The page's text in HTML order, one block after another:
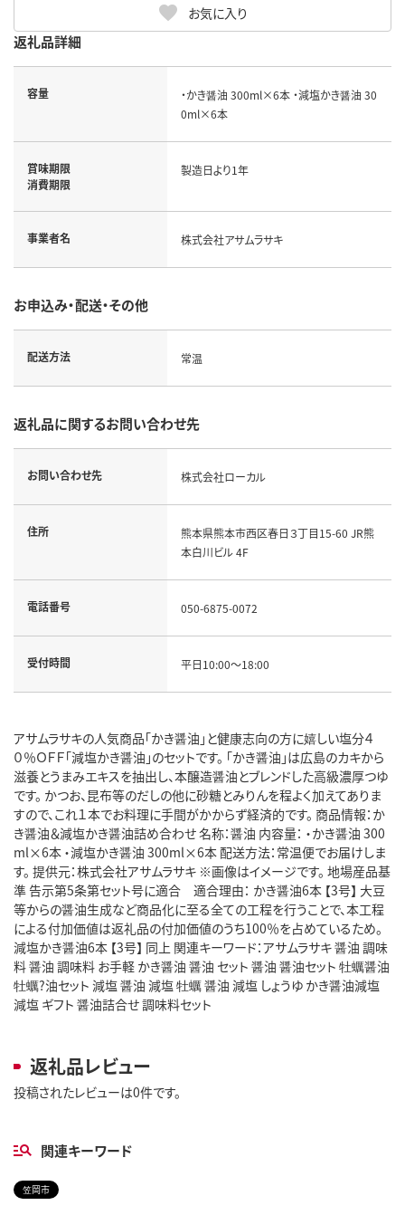
お気に入り
返礼品詳細
容量
・かき醤油 300ml×6本 ・減塩かき醤油 30
0ml×6本
賞味期限
消費期限
製造日より1年
事業者名 株式会社アサムラサキ
お申込み・配送・その他
配送方法 常温
返礼品に関するお問い合わせ先
お問い合わせ先 株式会社ローカル
住所
熊本県熊本市西区春日３丁目15-60 JR熊
本白川ビル 4F
電話番号 050-6875-0072
受付時間 平日10:00～18:00
アサムラサキの人気商品「かき醤油」と健康志向の方に嬉しい塩分４
０％ＯＦＦ「減塩かき醤油」のセットです。 「かき醤油」は広島のカキから
滋養とうまみエキスを抽出し、本醸造醤油とブレンドした高級濃厚つゆ
です。 かつお、昆布等のだしの他に砂糖とみりんを程よく加えてありま
すので、これ１本でお料理に手間がかからず経済的です。 商品情報：か
き醤油＆減塩かき醤油詰め合わせ 名称：醤油 内容量： ・かき醤油 300
ml×6本 ・減塩かき醤油 300ml×6本 配送方法：常温便でお届けしま
す。 提供元：株式会社アサムラサキ ※画像はイメージです。 地場産品基
準 告示第5条第セット号に適合 適合理由： かき醤油6本 【3号】 大豆
等からの醤油生成など商品化に至る全ての工程を行うことで、本工程
による付加価値は返礼品の付加価値のうち100％を占めているため。
減塩かき醤油6本 【3号】 同上 関連キーワード：アサムラサキ 醤油 調味
料 醤油 調味料 お手軽 かき醤油 醤油 セット 醤油 醤油セット 牡蠣醤油
牡蠣?油セット 減塩 醤油 減塩 牡蠣 醤油 減塩 しょうゆ かき醤油減塩
減塩 ギフト 醤油詰合せ 調味料セット
返礼品レビュー
投稿されたレビューは0件です。
関連キーワード
笠岡市